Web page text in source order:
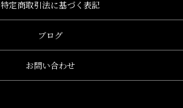
特定商取引法に基づく表記
ブログ
お問い合わせ